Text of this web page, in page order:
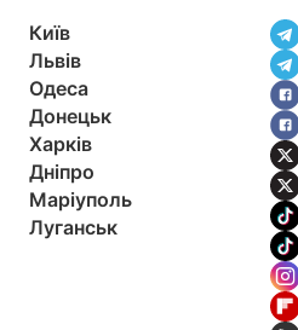
Київ
Львів
Одеса
Донецьк
Харків
Дніпро
Маріуполь
Луганськ